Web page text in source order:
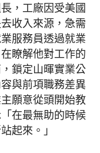
，工廠因受美國
收入來源，急需
服務員透過就業
瞭解他對工作的
鎖定山暉實業公
與前項職務差異
願意從頭開始教
在最無助的時候
起來。」